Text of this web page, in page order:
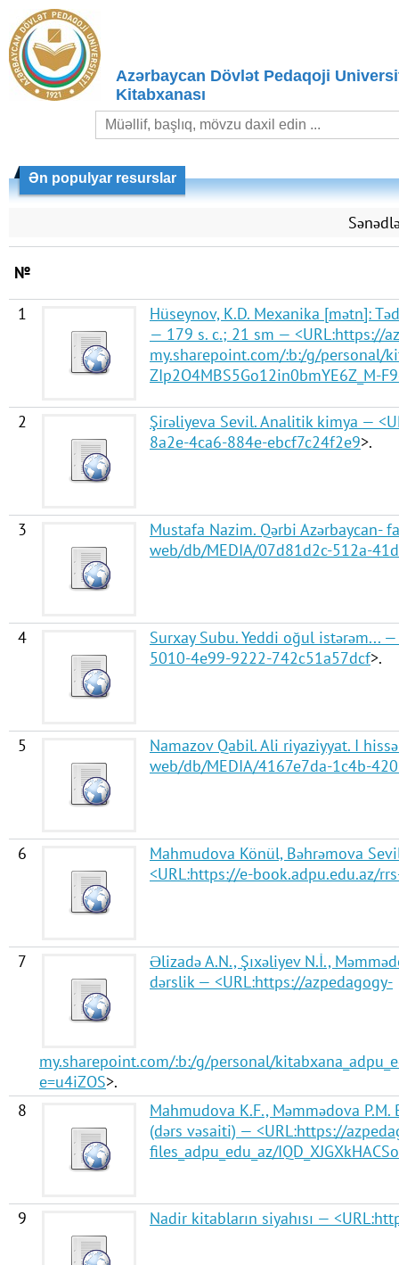
Azərbaycan Dövlət Pedaqoji
Kitabxanası
Ən populyar resurslar
№
1
Hüseynov, K.D. Mexanika [mətn]:
— 179 s. с.; 21 sm — <URL:https://
my.sharepoint.com/:b:/g/personal/
ZIp2O4MBS5Go12in0bmYE6Z_M-
2
Şirəliyeva Sevil. Analitik kimya —
8a2e-4ca6-884e-ebcf7c24f2e9>.
3
Mustafa Nazim. Qərbi Azərbaycan-
web/db/MEDIA/07d81d2c-512a-
4
Surxay Subu. Yeddi oğul istərəm... —
5010-4e99-9222-742c51a57dcf>.
5
Namazov Qabil. Ali riyaziyyat. I
web/db/MEDIA/4167e7da-1c4b-
6
Mahmudova Könül, Bəhrəmova
<URL:https://e-book.adpu.edu.az/
7
Əlizadə A.N., Şıxəliyev N.İ.,
dərslik — <URL:https://azpedagogy-
my.sharepoint.com/:b:/g/personal/
e=u4iZOS>.
8
Mahmudova K.F., Məmmədova
(dərs vəsaiti) — <URL:https://
files_adpu_edu_az/
9 Nadir kitabların siyahısı — <URL: